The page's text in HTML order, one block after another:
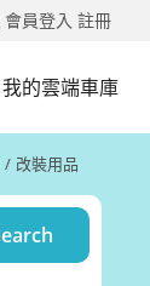
會員登入 註冊
我的雲端車庫
改裝用品